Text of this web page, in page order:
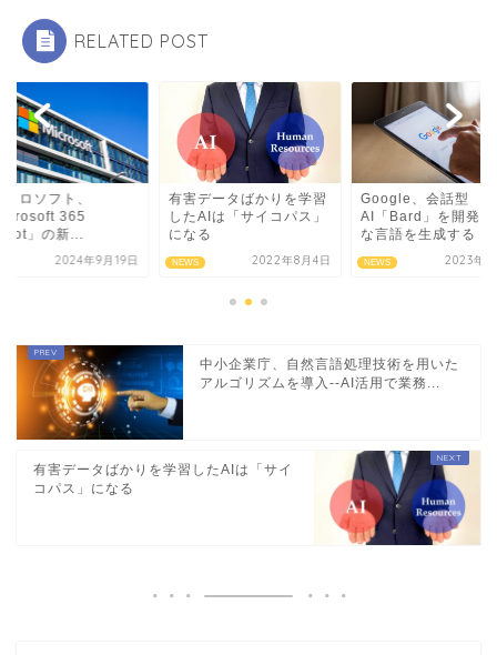
RELATED POST
クロソフト、
365
」の新...
2024年9月19日 NEWS
有害データばかりを学習
したAIは「サイコパス」
になる
2022年8月4日 NEWS
Google、会話型
AI「Bard」を開発
な言語を生成する「
2023年3
中小企業庁、自然言語処理技術を用いた
アルゴリズムを導入--AI活用で業務...
有害データばかりを学習したAIは「サイ
コパス」になる